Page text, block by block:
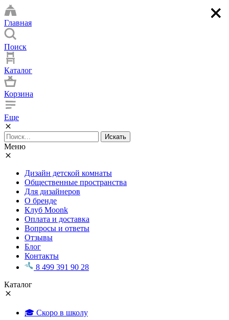
Главная
Поиск
Каталог
Корзина
Еще
Искать
Меню
Дизайн детской комнаты
Общественные пространства
Для дизайнеров
О бренде
Клуб Moonk
Оплата и доставка
Вопросы и ответы
Отзывы
Блог
Контакты
8 499 391 90 28
Каталог
🎓 Скоро в школу
×
×
×
×